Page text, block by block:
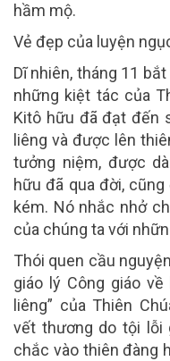
hầm mộ.
Vẻ đẹp của luyện
Dĩ nhiên, tháng 11
những kiệt tác của
Kitô hữu đã đạt đến
liêng và được lên
tưởng niệm, được
hữu đã qua đời,
kém. Nó nhắc nhở
của chúng ta với
Thói quen cầu
giáo lý Công giáo về
liêng” của Thiên
vết thương do tội lỗi
chắc vào thiên đàng